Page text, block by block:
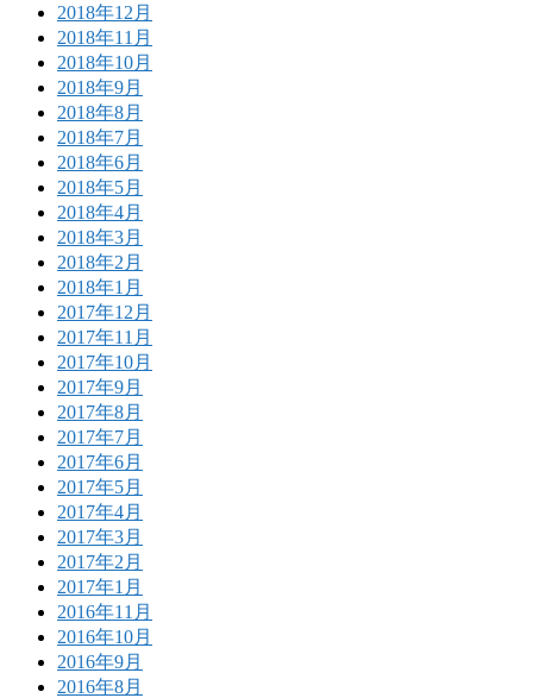
2018年12月
2018年11月
2018年10月
2018年9月
2018年8月
2018年7月
2018年6月
2018年5月
2018年4月
2018年3月
2018年2月
2018年1月
2017年12月
2017年11月
2017年10月
2017年9月
2017年8月
2017年7月
2017年6月
2017年5月
2017年4月
2017年3月
2017年2月
2017年1月
2016年11月
2016年10月
2016年9月
2016年8月